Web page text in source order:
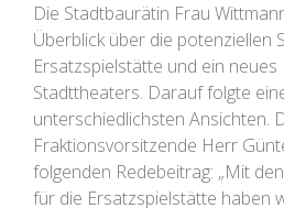
Die Stadtbaurätin Frau
Überblick über die potenziellen
Ersatzspielstätte und ein neues
Stadttheaters. Darauf folgte
unterschiedlichsten Ansichten.
Fraktionsvorsitzende Herr
folgenden Redebeitrag: „Mit
für die Ersatzspielstätte haben